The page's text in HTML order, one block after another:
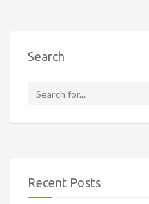
Search
Recent Posts